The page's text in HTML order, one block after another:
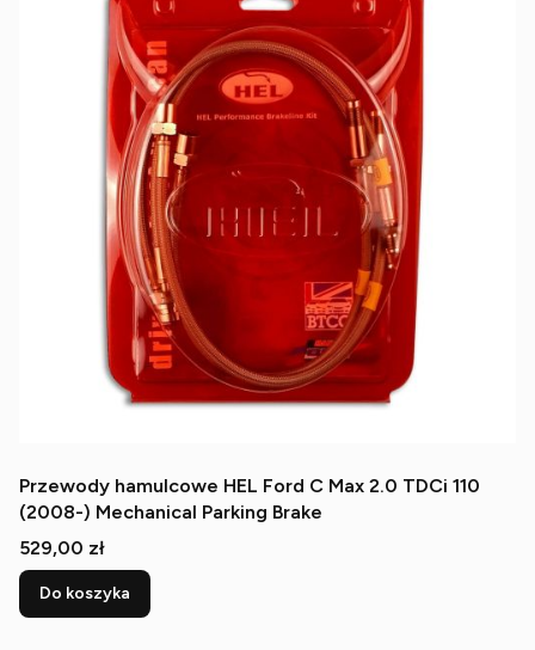
Przewody hamulcowe HEL Ford C Max 2.0 TDCi 110
(2008-) Mechanical Parking Brake
Cena
529,00 zł
Do koszyka